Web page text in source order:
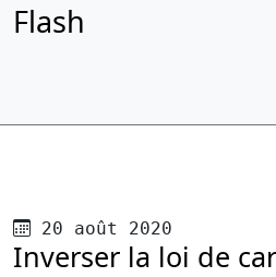
Flash
Publié le
20 août 2020
Inverser la loi de